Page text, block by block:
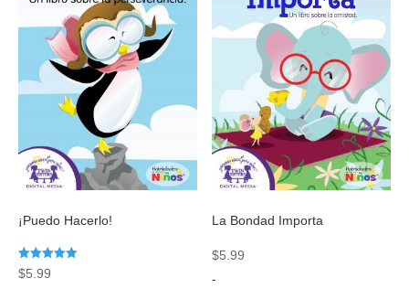
¡Puedo Hacerlo!
Rated
5.00
$5.99
La Bondad Importa
$5.99
-